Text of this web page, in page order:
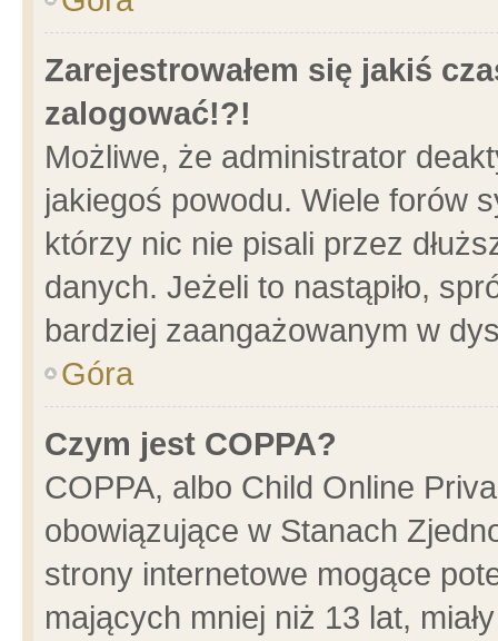
Zarejestrowałem się jakiś
zalogować!?!
Możliwe, że administrator
jakiegoś powodu. Wiele forów
którzy nic nie pisali przez
danych. Jeżeli to nastąpiło,
bardziej zaangażowanym w
Góra
Czym jest COPPA?
COPPA, albo Child Online
obowiązujące w Stanach
strony internetowe mogące
mających mniej niż 13 lat,